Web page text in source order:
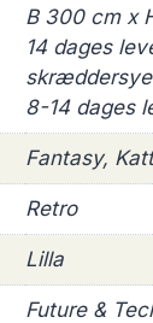
B 300 cm x
14 dages
8-14 dages
Fantasy,
Retro
Lilla
Future &